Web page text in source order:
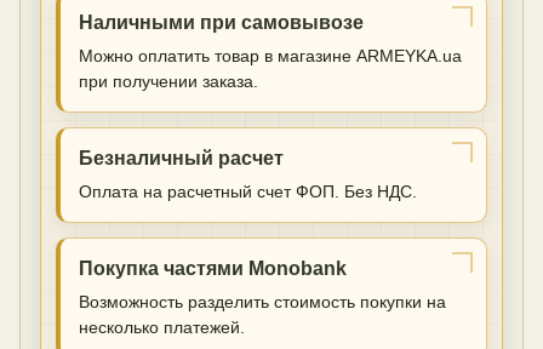
Наличными при самовывозе
Можно оплатить товар в магазине ARMEYKA.ua
при получении заказа.
Безналичный расчет
Оплата на расчетный счет ФОП. Без НДС.
Покупка частями Monobank
Возможность разделить стоимость покупки на
несколько платежей.